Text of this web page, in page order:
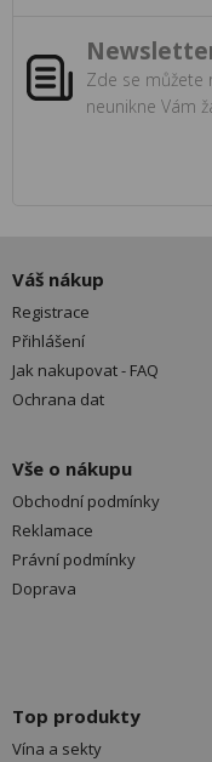
Zde se můžete
neunikne Vám
Váš nákup
Registrace
Přihlášení
Jak nakupovat - FAQ
Ochrana dat
Vše o nákupu
Obchodní podmínky
Reklamace
Právní podmínky
Doprava
Top produkty
Vína a sekty